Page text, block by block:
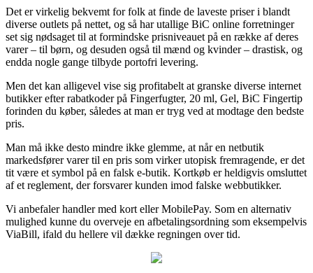
Det er virkelig bekvemt for folk at finde de laveste priser i blandt
diverse outlets på nettet, og så har utallige BiC online forretninger
set sig nødsaget til at formindske prisniveauet på en række af deres
varer – til børn, og desuden også til mænd og kvinder – drastisk, og
endda nogle gange tilbyde portofri levering.
Men det kan alligevel vise sig profitabelt at granske diverse internet
butikker efter rabatkoder på Fingerfugter, 20 ml, Gel, BiC Fingertip
forinden du køber, således at man er tryg ved at modtage den bedste
pris.
Man må ikke desto mindre ikke glemme, at når en netbutik
markedsfører varer til en pris som virker utopisk fremragende, er det
tit være et symbol på en falsk e-butik. Kortkøb er heldigvis omsluttet
af et reglement, der forsvarer kunden imod falske webbutikker.
Vi anbefaler handler med kort eller MobilePay. Som en alternativ
mulighed kunne du overveje en afbetalingsordning som eksempelvis
ViaBill, ifald du hellere vil dække regningen over tid.